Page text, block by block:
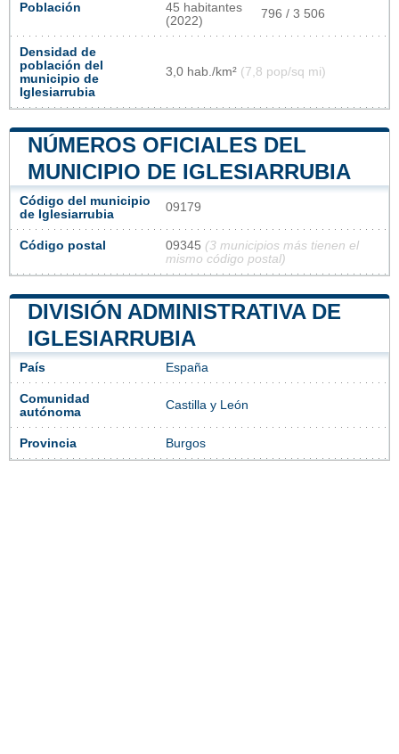
Población
45 habitantes
(2022)
796 / 3 506
Densidad de
población del
municipio de
Iglesiarrubia
3,0 hab./km² (7,8 pop/sq mi)
NÚMEROS OFICIALES DEL
MUNICIPIO DE IGLESIARRUBIA
Código del municipio
de Iglesiarrubia
09179
Código postal 09345 (3 municipios más tienen el
mismo código postal)
DIVISIÓN ADMINISTRATIVA DE
IGLESIARRUBIA
País España
Comunidad
autónoma
Castilla y León
Provincia Burgos